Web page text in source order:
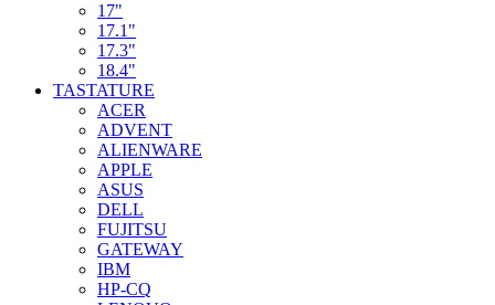
17"
17.1"
17.3"
18.4"
TASTATURE
ACER
ADVENT
ALIENWARE
APPLE
ASUS
DELL
FUJITSU
GATEWAY
IBM
HP-CQ